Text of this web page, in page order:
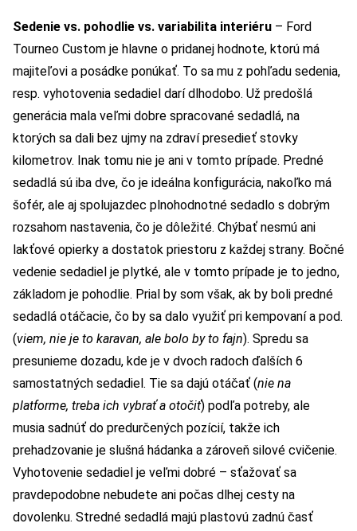
Sedenie vs. pohodlie vs. variabilita interiéru – Ford
Tourneo Custom je hlavne o pridanej hodnote, ktorú má
majiteľovi a posádke ponúkať. To sa mu z pohľadu sedenia,
resp. vyhotovenia sedadiel darí dlhodobo. Už predošlá
generácia mala veľmi dobre spracované sedadlá, na
ktorých sa dali bez ujmy na zdraví presedieť stovky
kilometrov. Inak tomu nie je ani v tomto prípade. Predné
sedadlá sú iba dve, čo je ideálna konfigurácia, nakoľko má
šofér, ale aj spolujazdec plnohodnotné sedadlo s dobrým
rozsahom nastavenia, čo je dôležité. Chýbať nesmú ani
lakťové opierky a dostatok priestoru z každej strany. Bočné
vedenie sedadiel je plytké, ale v tomto prípade je to jedno,
základom je pohodlie. Prial by som však, ak by boli predné
sedadlá otáčacie, čo by sa dalo využiť pri kempovaní a pod.
(viem, nie je to karavan, ale bolo by to fajn). Spredu sa
presunieme dozadu, kde je v dvoch radoch ďalších 6
samostatných sedadiel. Tie sa dajú otáčať (nie na
platforme, treba ich vybrať a otočiť) podľa potreby, ale
musia sadnúť do predurčených pozícií, takže ich
prehadzovanie je slušná hádanka a zároveň silové cvičenie.
Vyhotovenie sedadiel je veľmi dobré – sťažovať sa
pravdepodobne nebudete ani počas dlhej cesty na
dovolenku. Stredné sedadlá majú plastovú zadnú časť